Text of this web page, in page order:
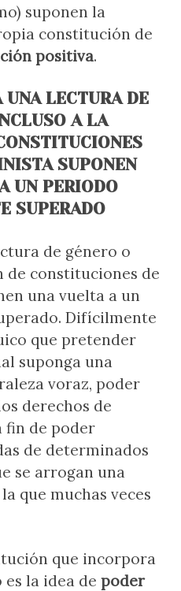
suponen la
constitución de
positiva.
LECTURA DE
A LA
SUPONEN
UN PERIODO
SUPERADO
de género o
de constituciones de
una vuelta a un
Difícilmente
que pretender
suponga una
voraz, poder
derechos de
fin de poder
de determinados
se arrogan una
que muchas veces
que incorpora
la idea de poder